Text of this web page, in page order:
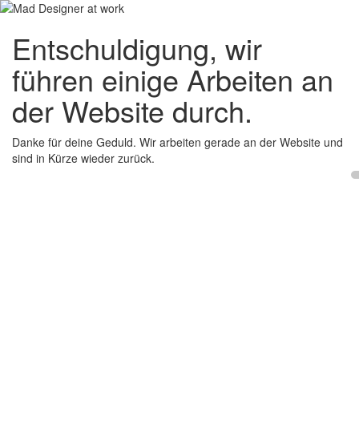
Entschuldigung, wir
führen einige Arbeiten an
der Website durch.
Danke für deine Geduld. Wir arbeiten gerade an der Website und
sind in Kürze wieder zurück.